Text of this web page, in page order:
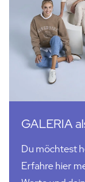
GALERIA
Du möchtest
Erfahre hier